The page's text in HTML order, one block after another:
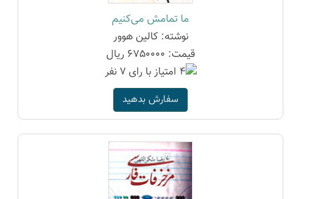
ما تمامش می‌کنیم
نوشته: کالین هوور
قیمت: 6750000 ریال
سفارش بدهید